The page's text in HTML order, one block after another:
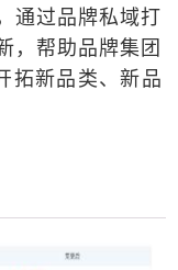
通过品牌私域打
，帮助品牌集团
拓新品类、新品